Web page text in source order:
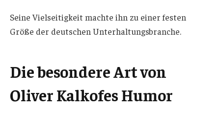
Seine Vielseitigkeit machte ihn zu einer festen
Größe der deutschen Unterhaltungsbranche.
Die besondere Art von
Oliver Kalkofes Humor